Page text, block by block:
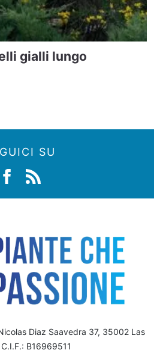
gialli lungo
SU
Diaz Saavedra 37, 35002 Las
B16969511